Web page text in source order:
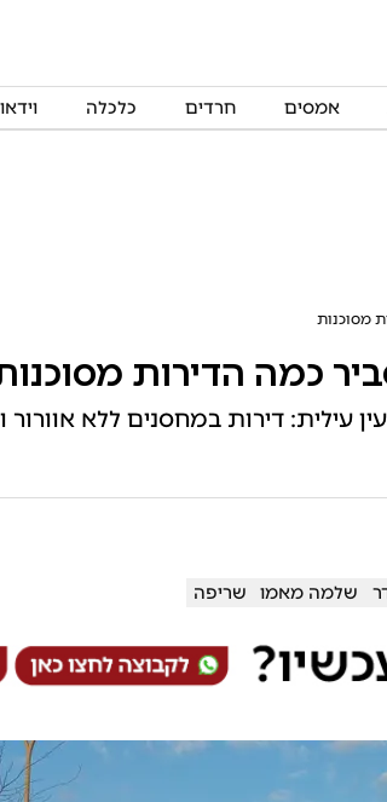
אמסים חרדים כלכלה וידאו
מסוכנות
כמה הדירות
עילית: דירות במחסנים ללא אוורור
שלמה מאמו שריפה